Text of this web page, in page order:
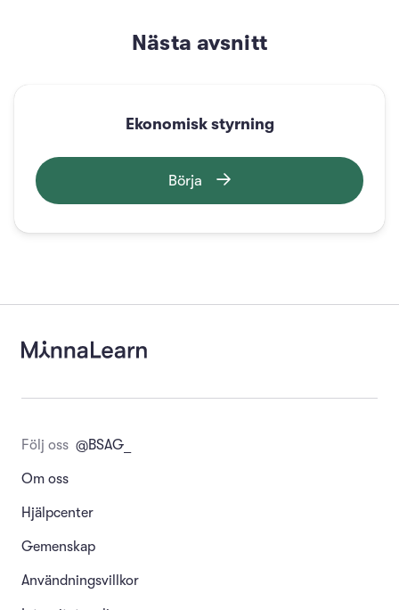
Nästa avsnitt
Ekonomisk styrning
Börja
Följ oss @BSAG_
Om oss
Hjälpcenter
Gemenskap
Användningsvillkor